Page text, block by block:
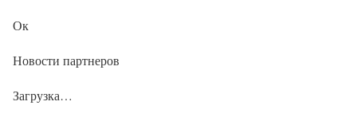
Ок
Новости партнеров
Загрузка…